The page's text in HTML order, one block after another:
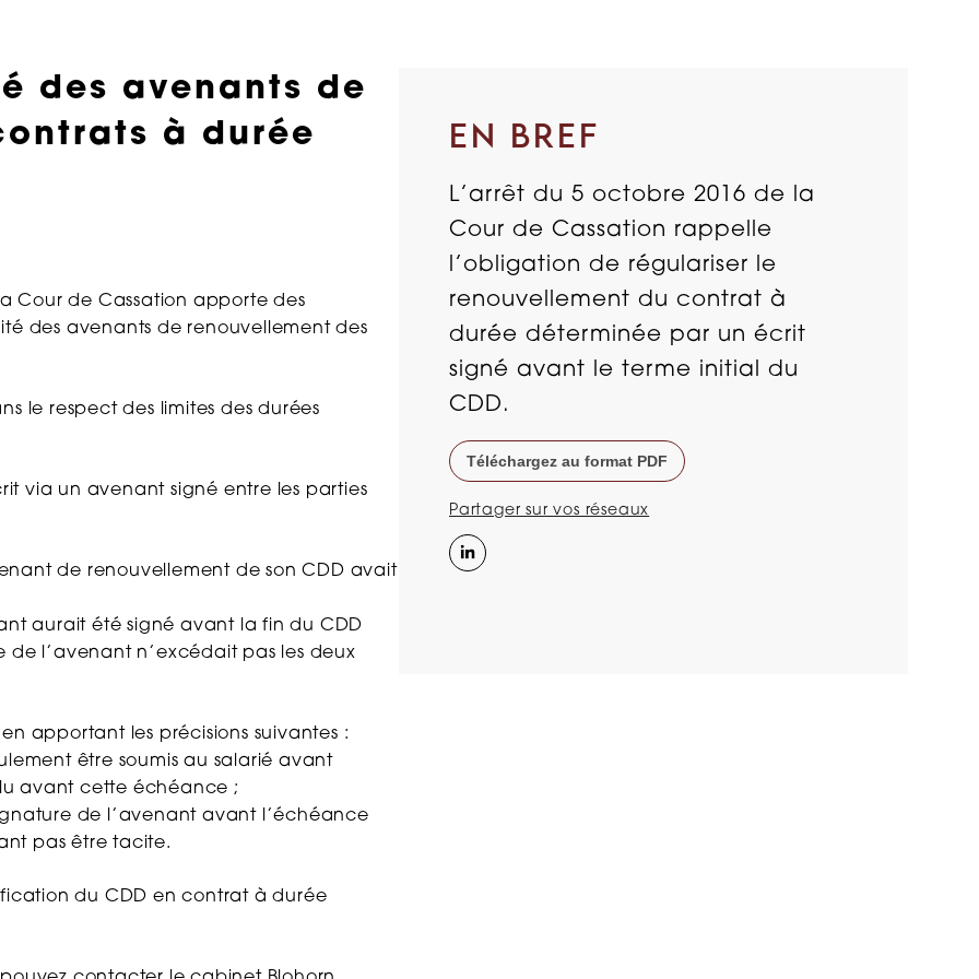
des avenants de
à durée
Cour de Cassation apporte des
des avenants de renouvellement des
le respect des limites des durées
via un avenant signé entre les parties
de renouvellement de son CDD avait
aurait été signé avant la fin du CDD
l’avenant n’excédait pas les deux
apportant les précisions suivantes :
être soumis au salarié avant
avant cette échéance ;
de l’avenant avant l’échéance
pas être tacite.
du CDD en contrat à durée
EN BREF
L’arrêt du 5 octobre 2016 de la
Cour de Cassation rappelle
l’obligation de régulariser le
renouvellement du contrat à
durée déterminée par un écrit
signé avant le terme initial du
CDD.
Téléchargez au format PDF
Partager sur vos réseaux